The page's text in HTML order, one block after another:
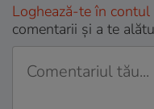
Loghează-te în contul
comentarii și a te